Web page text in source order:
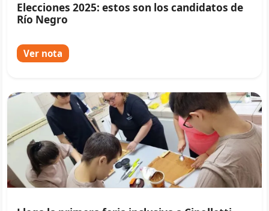
Elecciones 2025: estos son los candidatos de
Río Negro
Ver nota